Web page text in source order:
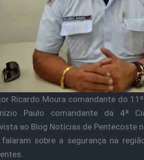
Ricardo Moura comandante do
Paulo comandante da 4ª
ao Blog Notícias de Pentecoste
falaram sobre a segurança na